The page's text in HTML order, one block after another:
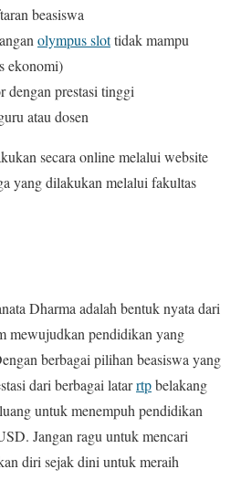
beasiswa
olympus slottidak mampu
ekonomi)
dengan prestasi tinggi
atau dosen
secara online melalui website
yang dilakukan melalui fakultas
Dharma adalah bentuk nyata dari
mewujudkan pendidikan yang
berbagai pilihan beasiswa yang
dari berbagai latarrtpbelakang
untuk menempuh pendidikan
Jangan ragu untuk mencari
diri sejak dini untuk meraih